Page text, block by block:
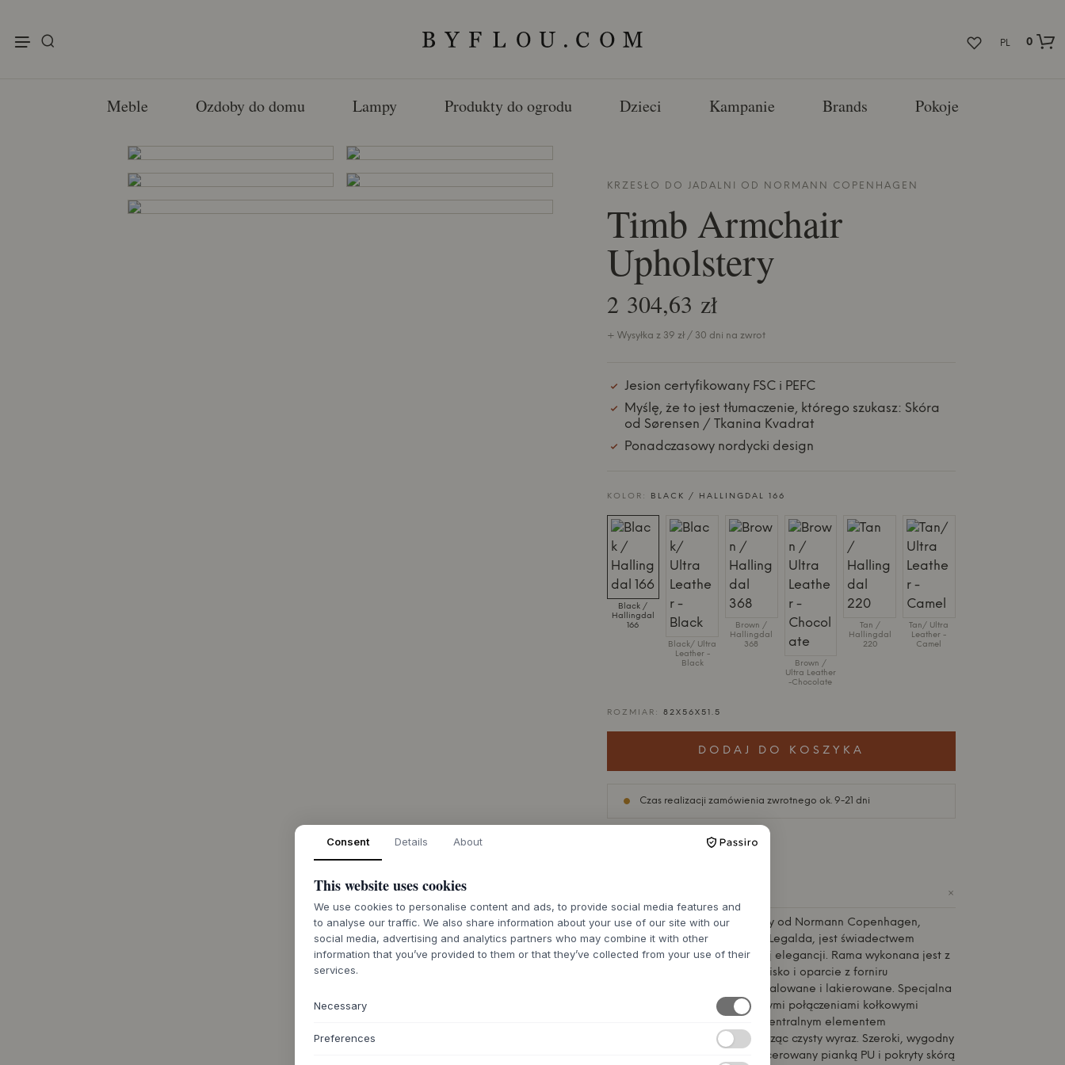
PL
0
Meble Ozdoby do domu Lampy Produkty do ogrodu Dzieci Kampanie Brands Pokoje
KRZESŁO DO JADALNI OD NORMANN COPENHAGEN
Timb Armchair
Upholstery
2 304,63 zł
+ Wysyłka z 39 zł / 30 dni na zwrot
Jesion certyfikowany FSC i PEFC
Myślę, że to jest tłumaczenie, którego szukasz: Skóra
od Sørensen / Tkanina Kvadrat
Ponadczasowy nordycki design
KOLOR: BLACK / HALLINGDAL 166
Black /
Hallingdal
166
Black/ Ultra
Leather -
Black
Brown /
Hallingdal
368
Brown /
Ultra Leather
-Chocolate
Tan /
Hallingdal
220
Tan/ Ultra
Leather -
Camel
ROZMIAR: 82X56X51.5
DODAJ DO KOSZYKA
Czas realizacji zamówienia zwrotnego ok. 9-21 dni
+
Fotel Timb Armchair Upholstery od Normann Copenhagen,
zaprojektowany przez Simona Legalda, jest świadectwem
solidnego rzemiosła i subtelnej elegancji. Rama wykonana jest z
litego jesionu, natomiast siedzisko i oparcie z forniru
jesionowego, oba elementy malowane i lakierowane. Specjalna
konstrukcja krzesła z tradycyjnymi połączeniami kołkowymi
sprawia, że drewno staje się centralnym elementem
strukturalnym i wizualnym, tworząc czysty wyraz. Szeroki, wygodny
profil siedziska i oparcia, tapicerowany pianką PU i pokryty skórą
Consent Details About
This website uses cookies
We use cookies to personalise content and ads, to provide social media features and
to analyse our traffic. We also share information about your use of our site with our
social media, advertising and analytics partners who may combine it with other
information that you’ve provided to them or that they’ve collected from your use of their
services.
Necessary
Preferences